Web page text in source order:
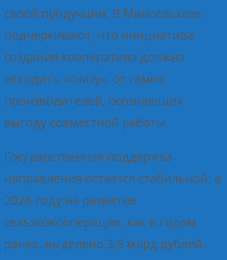
своей продукции. В Минсельхозе
подчеркивают, что инициатива
создания кооператива должна
исходить «снизу», от самих
производителей, осознающих
выгоду совместной работы.
Государственная поддержка
направления остается стабильной: в
2026 году на развитие
сельхозкооперации, как и годом
ранее, выделено 3,5 млрд рублей.